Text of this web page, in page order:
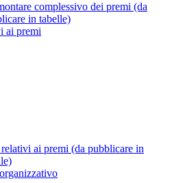
complessivo dei premi (da
in tabelle)
ai premi
ai premi (da pubblicare in